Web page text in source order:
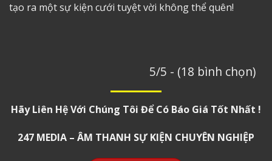
tạo ra một sự kiện cưới tuyệt vời không thể quên!
5/5 - (18 bình chọn)
Hãy Liên Hệ Với Chúng Tôi Để Có Báo Giá Tốt Nhất !
247 MEDIA – ÂM THANH SỰ KIỆN CHUYÊN NGHIỆP